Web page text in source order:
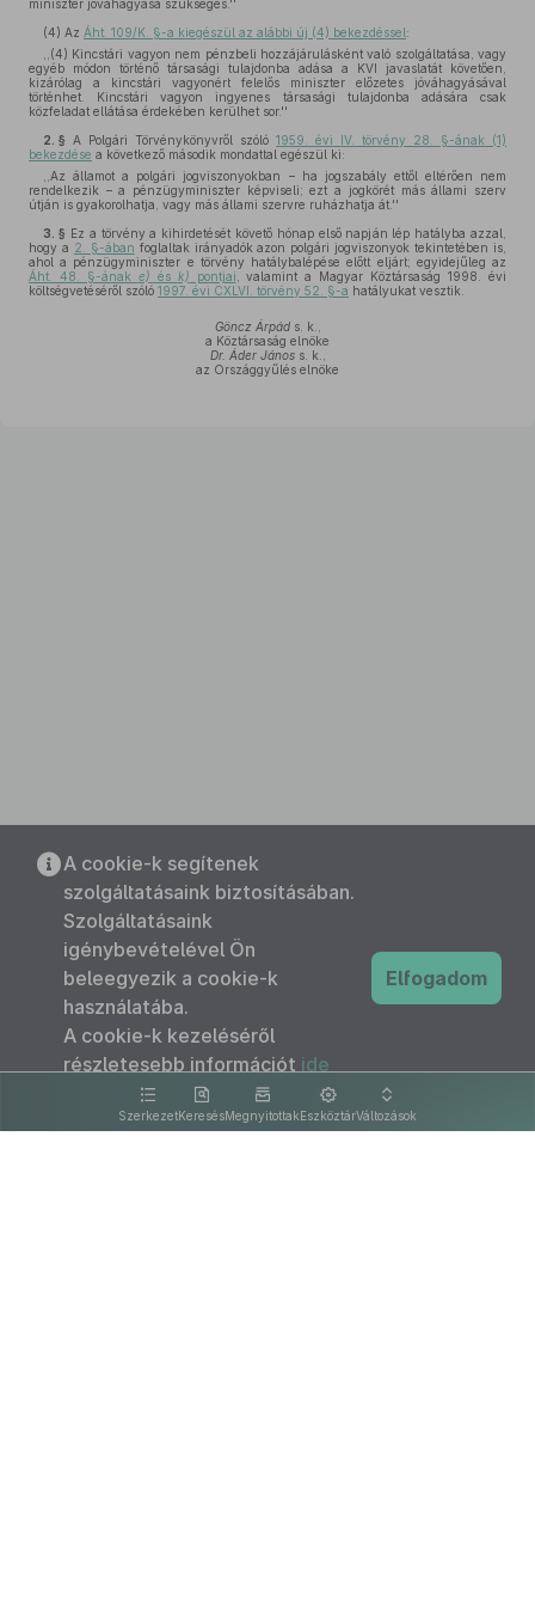
miniszter jóváhagyása szükséges.''
(4) Az Áht. 109/K. §-a kiegészül az alábbi új (4) bekezdéssel:
,,(4) Kincstári vagyon nem pénzbeli hozzájárulásként való szolgáltatása, vagy
egyéb módon történő társasági tulajdonba adása a KVI javaslatát követően,
kizárólag a kincstári vagyonért felelős miniszter előzetes jóváhagyásával
történhet. Kincstári vagyon ingyenes társasági tulajdonba adására csak
közfeladat ellátása érdekében kerülhet sor.''
2. § A Polgári Törvénykönyvről szóló 1959. évi IV. törvény 28. §-ának (1)
bekezdése a következő második mondattal egészül ki:
,,Az államot a polgári jogviszonyokban – ha jogszabály ettől eltérően nem
rendelkezik – a pénzügyminiszter képviseli; ezt a jogkörét más állami szerv
útján is gyakorolhatja, vagy más állami szervre ruházhatja át.''
3. § Ez a törvény a kihirdetését követő hónap első napján lép hatályba azzal,
hogy a 2. §-ában foglaltak irányadók azon polgári jogviszonyok tekintetében is,
ahol a pénzügyminiszter e törvény hatálybalépése előtt eljárt; egyidejűleg az
Áht. 48. §-ának e) és k) pontjai , valamint a Magyar Köztársaság 1998. évi
költségvetéséről szóló 1997. évi CXLVI. törvény 52. §-a hatályukat vesztik.
Göncz Árpáds. k.,
a Köztársaság elnöke
Dr. Áder Jánoss. k.,
az Országgyűlés elnöke
SzerkezetKeresésMegnyitottakEszköztárVáltozások
A cookie-k segítenek
szolgáltatásaink biztosításában.
Szolgáltatásaink
igénybevételével Ön
beleegyezik a cookie-k
használatába.
A cookie-k kezeléséről
részletesebb információt ide
kattintva olvashat.
Elfogadom